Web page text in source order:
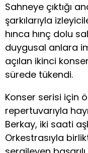
Sahneye çıktığı
şarkılarıyla
hınca hınç dolu
duygusal anlara
açılan ikinci
sürede tükendi.
Konser serisi için
repertuvarıyla
Berkay, iki saati
Orkestrasıyla